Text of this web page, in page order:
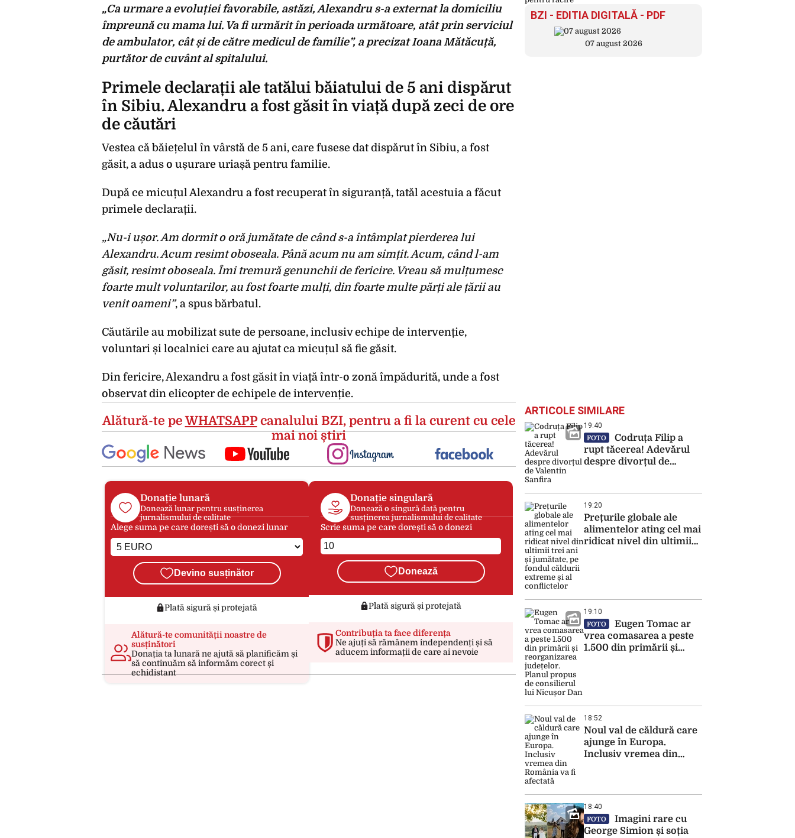
„Ca urmare a evoluției favorabile, astăzi, Alexandru s-a externat la domiciliu
împreună cu mama lui. Va fi urmărit în perioada următoare, atât prin serviciul
de ambulator, cât și de către medicul de familie”, a precizat Ioana Mătăcuță,
purtător de cuvânt al spitalului.
Primele declarații ale tatălui băiatului de 5 ani dispărut
în Sibiu. Alexandru a fost găsit în viață după zeci de ore
de căutări
Vestea că băiețelul în vârstă de 5 ani, care fusese dat dispărut în Sibiu, a fost
găsit, a adus o ușurare uriașă pentru familie.
După ce micuțul Alexandru a fost recuperat în siguranță, tatăl acestuia a făcut
primele declarații.
„Nu-i ușor. Am dormit o oră jumătate de când s-a întâmplat pierderea lui
Alexandru. Acum resimt oboseala. Până acum nu am simțit. Acum, când l-am
găsit, resimt oboseala. Îmi tremură genunchii de fericire. Vreau să mulțumesc
foarte mult voluntarilor, au fost foarte mulți, din foarte multe părți ale țării au
venit oameni”, a spus bărbatul.
Căutările au mobilizat sute de persoane, inclusiv echipe de intervenție,
voluntari și localnici care au ajutat ca micuțul să fie găsit.
Din fericire, Alexandru a fost găsit în viață într-o zonă împădurită, unde a fost
observat din elicopter de echipele de intervenție.
Alătură-te peWHATSAPPcanalului BZI, pentru a fi la curent cu cele
mai noi știri
Donație lunară
Donează lunar pentru susținerea
jurnalismului de calitate
Alege suma pe care dorești să o donezi lunar
Devino susținător
Plată sigură și protejată
Alătură-te comunității noastre de
susținători
Donația ta lunară ne ajută să planificăm și
să continuăm să informăm corect și
echidistant
Donație singulară
Donează o singură dată pentru
susținerea jurnalismului de calitate
Scrie suma pe care dorești să o donezi
Donează
Plată sigură și protejată
Contribuția ta face diferența
Ne ajuți să rămânem independenți și să
aducem informații de care ai nevoie
BZI - EDITIA DIGITALĂ - PDF
07 august 2026
ARTICOLE SIMILARE
19:40
FOTO
Codruța Filip a
rupt tăcerea! Adevărul
despre divorțul de
19:20
Prețurile globale ale
alimentelor ating cel mai
ridicat nivel din ultimii
19:10
FOTO
Eugen Tomac ar
vrea comasarea a peste
1.500 din primării și
18:52
Noul val de căldură care
ajunge în Europa.
Inclusiv vremea din
18:40
FOTO
Imagini rare cu
George Simion și soția